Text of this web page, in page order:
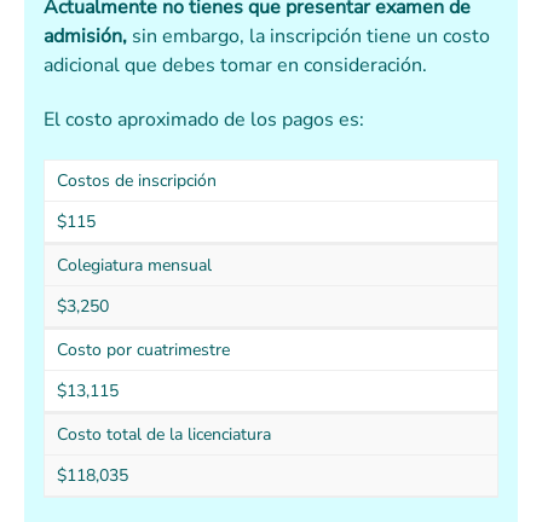
Actualmente no tienes que presentar examen de
admisión, sin embargo, la inscripción tiene un costo
adicional que debes tomar en consideración.
El costo aproximado de los pagos es:
Costos de inscripción
$115
Colegiatura mensual
$3,250
Costo por cuatrimestre
$13,115
Costo total de la licenciatura
$118,035